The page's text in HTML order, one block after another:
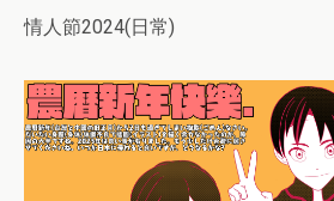
情人節2024(日常)